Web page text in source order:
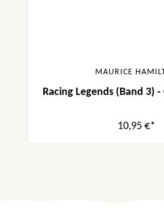
MAURICE
Racing Legends (Band 3) -
10,95 €*